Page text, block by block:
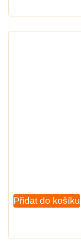
Přidat do košíku